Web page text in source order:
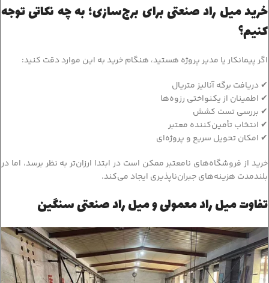
خرید میل راد صنعتی برای برج‌سازی؛ به چه نکاتی توجه
کنیم؟
اگر پیمانکار یا مدیر پروژه هستید، هنگام خرید به این موارد دقت کنید:
✔ دریافت برگه آنالیز متریال
✔ اطمینان از یکنواختی رزوه‌ها
✔ بررسی تست کشش
✔ انتخاب تأمین‌کننده معتبر
✔ امکان تحویل سریع و پروژه‌ای
خرید از فروشگاه‌های نامعتبر ممکن است در ابتدا ارزان‌تر به نظر برسد، اما در
بلندمدت هزینه‌های جبران‌ناپذیری ایجاد می‌کند.
تفاوت میل راد معمولی و میل راد صنعتی سنگین